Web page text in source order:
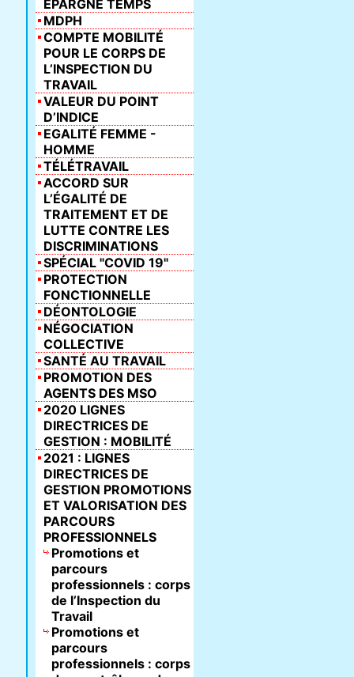
ÉPARGNE TEMPS
MDPH
COMPTE MOBILITÉ
POUR LE CORPS DE
L’INSPECTION DU
TRAVAIL
VALEUR DU POINT
D’INDICE
EGALITÉ FEMME -
HOMME
TÉLÉTRAVAIL
ACCORD SUR
L’ÉGALITÉ DE
TRAITEMENT ET DE
LUTTE CONTRE LES
DISCRIMINATIONS
SPÉCIAL "COVID 19"
PROTECTION
FONCTIONNELLE
DÉONTOLOGIE
NÉGOCIATION
COLLECTIVE
SANTÉ AU TRAVAIL
PROMOTION DES
AGENTS DES MSO
2020 LIGNES
DIRECTRICES DE
GESTION : MOBILITÉ
2021 : LIGNES
DIRECTRICES DE
GESTION PROMOTIONS
ET VALORISATION DES
PARCOURS
PROFESSIONNELS
Promotions et
parcours
professionnels : corps
de l’Inspection du
Travail
Promotions et
parcours
professionnels : corps